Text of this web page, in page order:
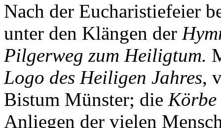
Nach der Eucharistiefeier
unter den Klängen der
Pilgerweg zum Heiligtum.
Logo des Heiligen Jahres,
Bistum Münster; die Körbe
Anliegen der vielen